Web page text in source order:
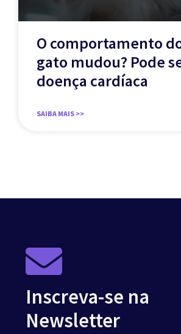
O comportamento
gato mudou? Pode
doença cardíaca
SAIBA MAIS >>
Inscreva-se na
Newsletter